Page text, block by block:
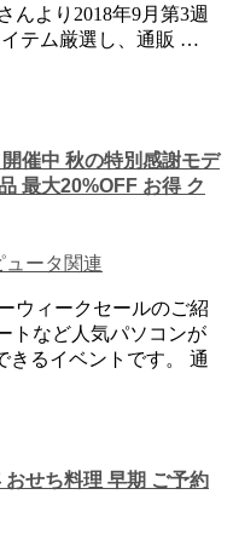
んより2018年9月第3週
テム厳選し、通販 …
催中 秋の特別感謝モデ
最大20%OFF お得 ク
ュータ関連
ウィークセールのご紹
トなど人気パソコンが
きるイベントです。 通
おせち料理 早期 ご予約